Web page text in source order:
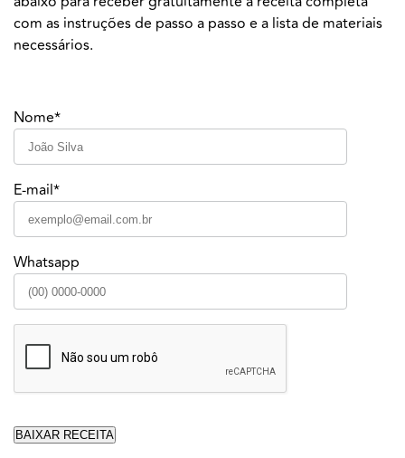
com as instruções de passo a passo e a lista de materiais
necessários.
Nome*
E-mail*
Whatsapp